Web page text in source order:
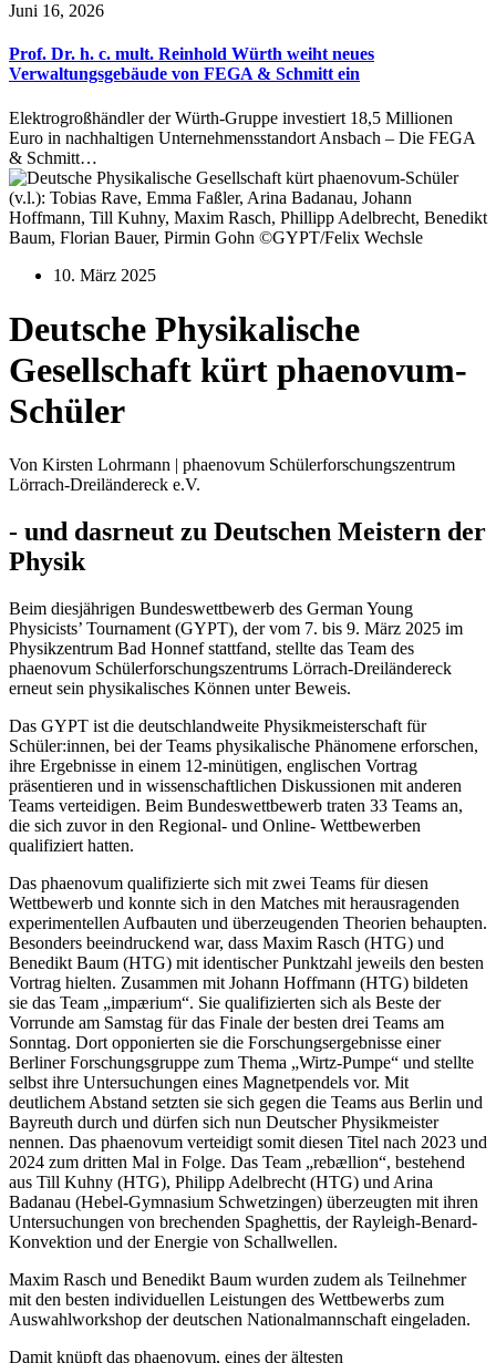
Juni 16, 2026
Prof. Dr. h. c. mult. Reinhold Würth weiht neues
Verwaltungsgebäude von FEGA & Schmitt ein
Elektrogroßhändler der Würth-Gruppe investiert 18,5 Millionen
Euro in nachhaltigen Unternehmensstandort Ansbach – Die FEGA
& Schmitt…
(v.l.): Tobias Rave, Emma Faßler, Arina Badanau, Johann
Hoffmann, Till Kuhny, Maxim Rasch, Phillipp Adelbrecht, Benedikt
Baum, Florian Bauer, Pirmin Gohn ©GYPT/Felix Wechsle
10. März 2025
Deutsche Physikalische
Gesellschaft kürt phaenovum-
Schüler
Von Kirsten Lohrmann | phaenovum Schülerforschungszentrum
Lörrach-Dreiländereck e.V.
- und dasrneut zu Deutschen Meistern der
Physik
Beim diesjährigen Bundeswettbewerb des German Young
Physicists’ Tournament (GYPT), der vom 7. bis 9. März 2025 im
Physikzentrum Bad Honnef stattfand, stellte das Team des
phaenovum Schülerforschungszentrums Lörrach-Dreiländereck
erneut sein physikalisches Können unter Beweis.
Das GYPT ist die deutschlandweite Physikmeisterschaft für
Schüler:innen, bei der Teams physikalische Phänomene erforschen,
ihre Ergebnisse in einem 12-minütigen, englischen Vortrag
präsentieren und in wissenschaftlichen Diskussionen mit anderen
Teams verteidigen. Beim Bundeswettbewerb traten 33 Teams an,
die sich zuvor in den Regional- und Online- Wettbewerben
qualifiziert hatten.
Das phaenovum qualifizierte sich mit zwei Teams für diesen
Wettbewerb und konnte sich in den Matches mit herausragenden
experimentellen Aufbauten und überzeugenden Theorien behaupten.
Besonders beeindruckend war, dass Maxim Rasch (HTG) und
Benedikt Baum (HTG) mit identischer Punktzahl jeweils den besten
Vortrag hielten. Zusammen mit Johann Hoffmann (HTG) bildeten
sie das Team „impærium“. Sie qualifizierten sich als Beste der
Vorrunde am Samstag für das Finale der besten drei Teams am
Sonntag. Dort opponierten sie die Forschungsergebnisse einer
Berliner Forschungsgruppe zum Thema „Wirtz-Pumpe“ und stellte
selbst ihre Untersuchungen eines Magnetpendels vor. Mit
deutlichem Abstand setzten sie sich gegen die Teams aus Berlin und
Bayreuth durch und dürfen sich nun Deutscher Physikmeister
nennen. Das phaenovum verteidigt somit diesen Titel nach 2023 und
2024 zum dritten Mal in Folge. Das Team „rebællion“, bestehend
aus Till Kuhny (HTG), Philipp Adelbrecht (HTG) und Arina
Badanau (Hebel-Gymnasium Schwetzingen) überzeugten mit ihren
Untersuchungen von brechenden Spaghettis, der Rayleigh-Benard-
Konvektion und der Energie von Schallwellen.
Maxim Rasch und Benedikt Baum wurden zudem als Teilnehmer
mit den besten individuellen Leistungen des Wettbewerbs zum
Auswahlworkshop der deutschen Nationalmannschaft eingeladen.
Damit knüpft das phaenovum, eines der ältesten